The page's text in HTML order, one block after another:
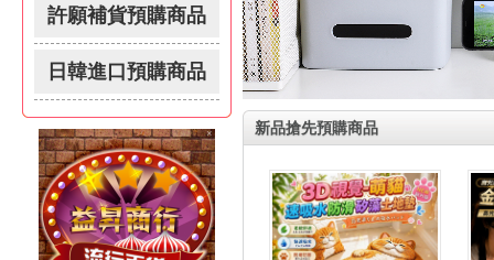
新品搶先預購商品
許願補貨預購商品
日韓進口預購商品